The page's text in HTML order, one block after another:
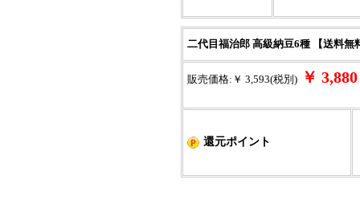
二代目福治郎 高級納豆6種 【送料無
販売価格:￥ 3,593(税別) ￥
還元ポイント